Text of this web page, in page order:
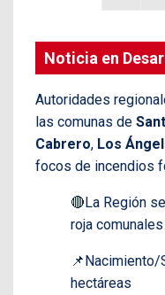
Noticia en
Autoridades
las comunas de
Cabrero, Los
focos de incendios
🔴La Región
roja
📌Nacimiento/
hectáreas